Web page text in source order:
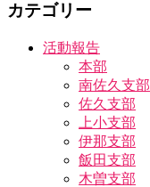
カテゴリー
活動報告
本部
南佐久支部
佐久支部
上小支部
伊那支部
飯田支部
木曽支部